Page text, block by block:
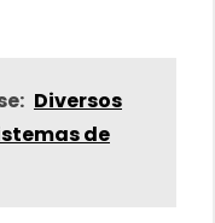
Diversos
de